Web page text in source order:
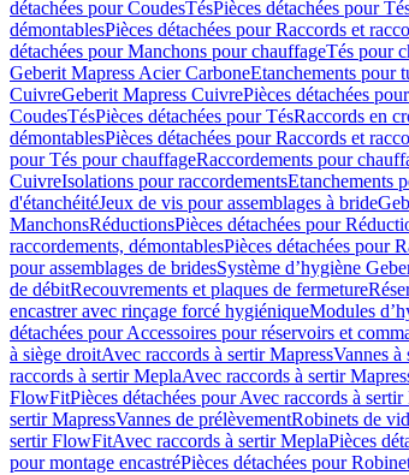
détachées pour CoudesTésPièces détachées pour
démontablesPièces détachées pour Raccords et
détachées pour Manchons pour chauffageTés pour
Geberit Mapress Acier CarboneEtanchements pour
CuivreGeberit Mapress CuivrePièces détachées
CoudesTésPièces détachées pour TésRaccords en
démontablesPièces détachées pour Raccords et
pour Tés pour chauffageRaccordements pour
CuivreIsolations pour raccordementsEtanchements
d'étanchéitéJeux de vis pour assemblages à bride
ManchonsRéductionsPièces détachées pour
raccordements, démontablesPièces détachées pour
pour assemblages de bridesSystème d’hygiène
de débitRecouvrements et plaques de fermeture
encastrer avec rinçage forcé hygiéniqueModules
détachées pour Accessoires pour réservoirs et
à siège droitAvec raccords à sertir MapressVannes à
raccords à sertir MeplaAvec raccords à sertir
FlowFitPièces détachées pour Avec raccords à
sertir MapressVannes de prélèvementRobinets de
sertir FlowFitAvec raccords à sertir MeplaPièces
pour montage encastréPièces détachées pour